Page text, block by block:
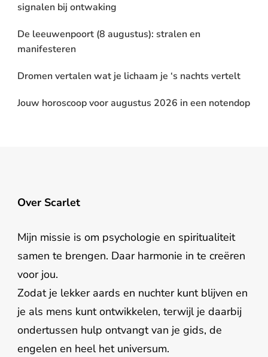
signalen bij ontwaking
De leeuwenpoort (8 augustus): stralen en
manifesteren
Dromen vertalen wat je lichaam je ‘s nachts vertelt
Jouw horoscoop voor augustus 2026 in een notendop
Over Scarlet
Mijn missie is om psychologie en spiritualiteit
samen te brengen. Daar harmonie in te creëren
voor jou.
Zodat je lekker aards en nuchter kunt blijven en
je als mens kunt ontwikkelen, terwijl je daarbij
ondertussen hulp ontvangt van je gids, de
engelen en heel het universum.